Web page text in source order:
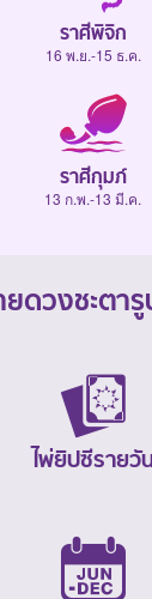
ราศีพิจิก
16 พ.ย.-15 ธ.ค.
ราศีกุมภ์
13 ก.พ.-13 มี.ค.
ยดวงชะตา
ไพ่ยิปซีรายวั